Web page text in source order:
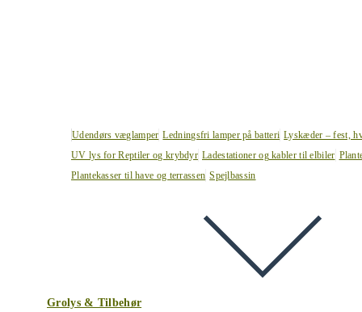
Udendørs væglamper Ledningsfri lamper på batteri Lyskæder – fest,
UV lys for Reptiler og krybdyr Ladestationer og kabler til elbiler
Plantekasser til have og terrassen Spejlbassin
Grolys & Tilbehør